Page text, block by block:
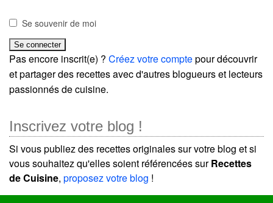
Se souvenir de moi
Pas encore inscrit(e) ? Créez votre comptepour découvrir
et partager des recettes avec d'autres blogueurs et lecteurs
passionnés de cuisine.
Inscrivez votre blog !
Si vous publiez des recettes originales sur votre blog et si
vous souhaitez qu'elles soient référencées surRecettes
de Cuisine, proposez votre blog !